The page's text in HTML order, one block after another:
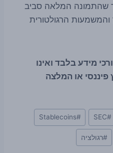
שהתמונה המלאה סביב
הרגולטורית
מידע בלבד ואינו
פיננסי או המלצה
#
SEC
#
Stablecoins
#רגולציה